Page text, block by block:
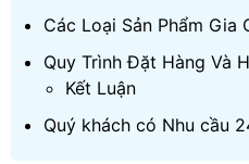
Các Loại Sản Phẩm Gia
Quy Trình Đặt Hàng Và
Kết Luận
Quý khách có Nhu cầu